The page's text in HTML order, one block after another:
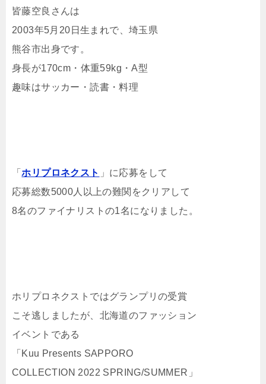
皆藤空良さんは
2003年5月20日生まれで、埼玉県
熊谷市出身です。
身長が170cm・体重59kg・A型
趣味はサッカー・読書・料理
「ホリプロネクスト 」に応募をして
応募総数5000人以上の難関をクリアして
8名のファイナリストの1名になりました。
ホリプロネクストではグランプリの受賞
こそ逃しましたが、北海道のファッション
イベントである
「Kuu Presents SAPPORO
COLLECTION 2022 SPRING/SUMMER」